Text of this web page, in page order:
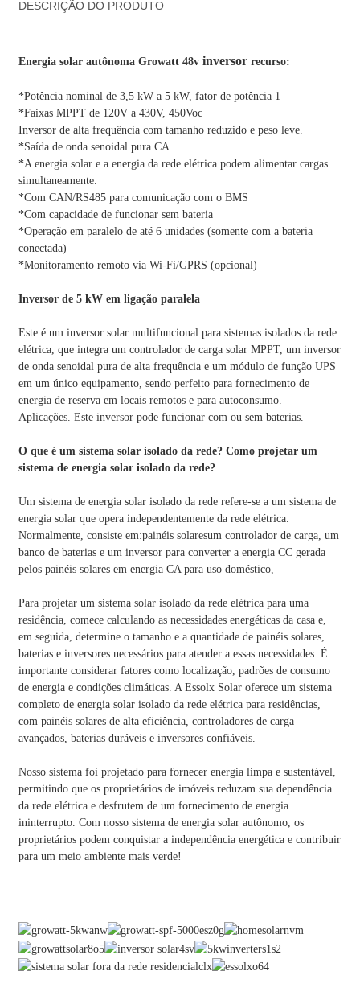
DESCRIÇÃO DO PRODUTO
Energia solar autônoma Growatt 48v inversor recurso:
*Potência nominal de 3,5 kW a 5 kW, fator de potência 1
*Faixas MPPT de 120V a 430V, 450Voc
Inversor de alta frequência com tamanho reduzido e peso leve.
*Saída de onda senoidal pura CA
*A energia solar e a energia da rede elétrica podem alimentar cargas
simultaneamente.
*Com CAN/RS485 para comunicação com o BMS
*Com capacidade de funcionar sem bateria
*Operação em paralelo de até 6 unidades (somente com a bateria
conectada)
*Monitoramento remoto via Wi-Fi/GPRS (opcional)
Inversor de 5 kW em ligação paralela
Este é um inversor solar multifuncional para sistemas isolados da rede
elétrica, que integra um controlador de carga solar MPPT, um inversor
de onda senoidal pura de alta frequência e um módulo de função UPS
em um único equipamento, sendo perfeito para fornecimento de
energia de reserva em locais remotos e para autoconsumo.
Aplicações. Este inversor pode funcionar com ou sem baterias.
O que é um sistema solar isolado da rede? Como projetar um
sistema de energia solar isolado da rede?
Um sistema de energia solar isolado da rede refere-se a um sistema de
energia solar que opera independentemente da rede elétrica.
Normalmente, consiste em:painéis solaresum controlador de carga, um
banco de baterias e um inversor para converter a energia CC gerada
pelos painéis solares em energia CA para uso doméstico,
Para projetar um sistema solar isolado da rede elétrica para uma
residência, comece calculando as necessidades energéticas da casa e,
em seguida, determine o tamanho e a quantidade de painéis solares,
baterias e inversores necessários para atender a essas necessidades. É
importante considerar fatores como localização, padrões de consumo
de energia e condições climáticas. A Essolx Solar oferece um sistema
completo de energia solar isolado da rede elétrica para residências,
com painéis solares de alta eficiência, controladores de carga
avançados, baterias duráveis ​​e inversores confiáveis.
Nosso sistema foi projetado para fornecer energia limpa e sustentável,
permitindo que os proprietários de imóveis reduzam sua dependência
da rede elétrica e desfrutem de um fornecimento de energia
ininterrupto. Com nosso sistema de energia solar autônomo, os
proprietários podem conquistar a independência energética e contribuir
para um meio ambiente mais verde!